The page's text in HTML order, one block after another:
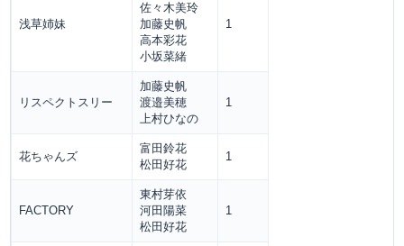
浅草姉妹
佐々木美玲
加藤史帆
高本彩花
小坂菜緒
1
リスペクトスリー
加藤史帆
渡邉美穂
上村ひなの
1
花ちゃんズ
富田鈴花
松田好花
1
FACTORY
東村芽依
河田陽菜
松田好花
1